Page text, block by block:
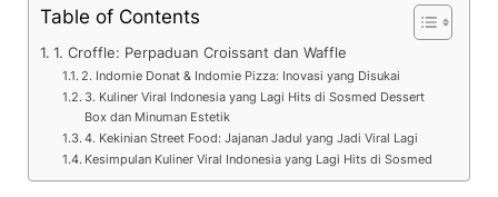
Table of Contents
1. Croffle: Perpaduan Croissant dan Waffle
2. Indomie Donat & Indomie Pizza: Inovasi yang Disukai
3. Kuliner Viral Indonesia yang Lagi Hits di Sosmed Dessert
Box dan Minuman Estetik
4. Kekinian Street Food: Jajanan Jadul yang Jadi Viral Lagi
Kesimpulan Kuliner Viral Indonesia yang Lagi Hits di Sosmed